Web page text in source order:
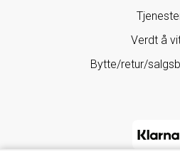
Verdt å
Bytte/retur/